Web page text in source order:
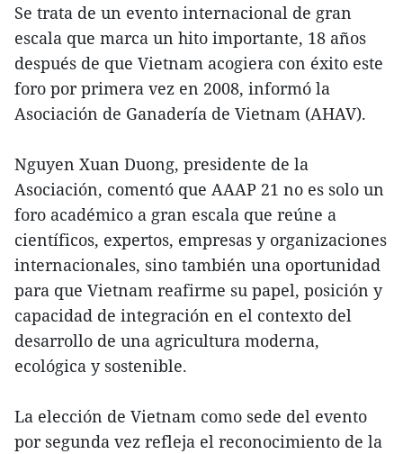
Se trata de un evento internacional de gran
escala que marca un hito importante, 18 años
después de que Vietnam acogiera con éxito este
foro por primera vez en 2008, informó la
Asociación de Ganadería de Vietnam (AHAV).
Nguyen Xuan Duong, presidente de la
Asociación, comentó que AAAP 21 no es solo un
foro académico a gran escala que reúne a
científicos, expertos, empresas y organizaciones
internacionales, sino también una oportunidad
para que Vietnam reafirme su papel, posición y
capacidad de integración en el contexto del
desarrollo de una agricultura moderna,
ecológica y sostenible.
La elección de Vietnam como sede del evento
por segunda vez refleja el reconocimiento de la